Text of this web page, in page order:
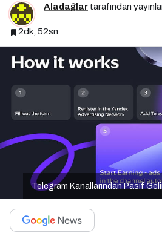
Aladağlar tarafından
2dk, 52sn
Telegram Kanallarından Pasif